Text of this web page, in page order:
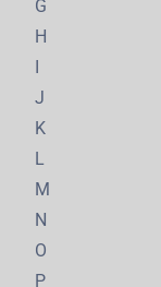
G
H
I
J
K
L
M
N
O
P